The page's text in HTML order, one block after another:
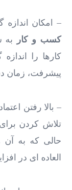
– امکان
کسب و کار
به
کارها را
پیشرفت، زمان
– بالا رفتن
تلاش کردن
حالی که به آن
العاده ای در